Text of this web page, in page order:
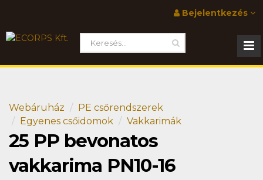
Bejelentkezés
Webáruház
PE csőrendszerek
Egyenes csőidomok
Vakkarimák
25 PP bevonatos
vakkarima PN10-16